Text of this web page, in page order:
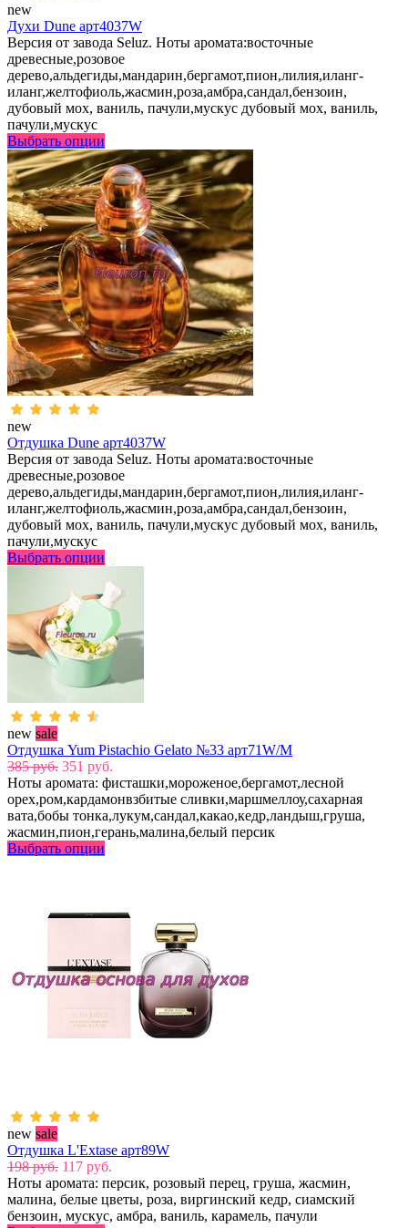
new
Духи Dune арт4037W
Версия от завода Seluz. Ноты аромата:восточные
древесные,розовое
дерево,альдегиды,мандарин,бергамот,пион,лилия,иланг-
иланг,желтофиоль,жасмин,роза,амбра,сандал,бензоин,
дубовый мох, ваниль, пачули,мускус дубовый мох, ваниль,
пачули,мускус
Выбрать опции
new
Отдушка Dune арт4037W
Версия от завода Seluz. Ноты аромата:восточные
древесные,розовое
дерево,альдегиды,мандарин,бергамот,пион,лилия,иланг-
иланг,желтофиоль,жасмин,роза,амбра,сандал,бензоин,
дубовый мох, ваниль, пачули,мускус дубовый мох, ваниль,
пачули,мускус
Выбрать опции
new sale
Отдушка Yum Pistachio Gelato №33 арт71W/M
385 руб. 351 руб.
Ноты аромата: фисташки,мороженое,бергамот,лесной
орех,ром,кардамонвзбитые сливки,маршмеллоу,сахарная
вата,бобы тонка,лукум,сандал,какао,кедр,ландыш,груша,
жасмин,пион,герань,малина,белый персик
Выбрать опции
new sale
Отдушка L'Extase арт89W
198 руб. 117 руб.
Ноты аромата: персик, розовый перец, груша, жасмин,
малина, белые цветы, роза, виргинский кедр, сиамский
бензоин, мускус, амбра, ваниль, карамель, пачули